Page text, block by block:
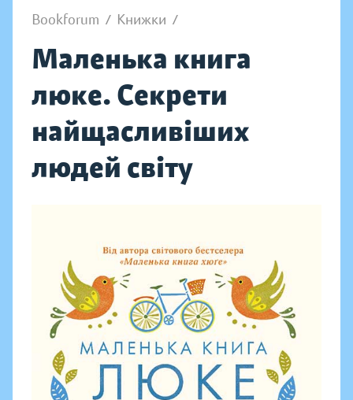
Bookforum / Книжки /
Маленька книга
люке. Секрети
найщасливіших
людей світу